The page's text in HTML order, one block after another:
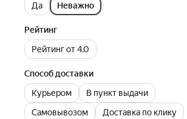
Да
Неважно
Рейтинг
Рейтинг от 4.0
Способ доставки
Курьером
В пункт выдачи
Самовывозом
Доставка по клику